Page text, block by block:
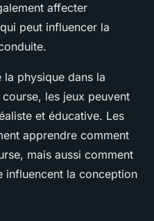
affecter
peut influencer la
la physique dans la
les jeux peuvent
et éducative. Les
apprendre comment
mais aussi comment
influencent la conception